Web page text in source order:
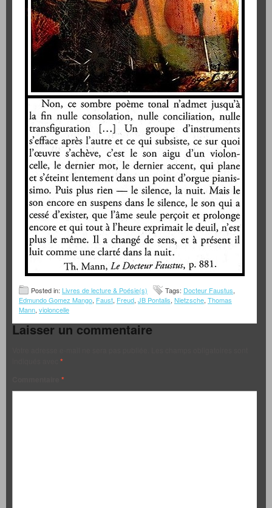
Posted in: Livres de lecture & Poésie(s) Tags: Docteur Faustus,
Edmundo Gomez Mango, Faust, Freud, JB Pontalis, Nietzsche, Thomas
Mann, violoncelle
Laisser un commentaire
*
*